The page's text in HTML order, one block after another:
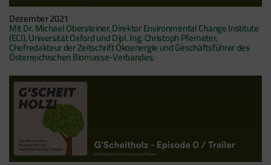
Dezember 2021
Mit Dr. Michael Obersteiner, Direktor Environmental Change Institute
(ECI), Universität Oxford und Dipl. Ing. Christoph Pfemeter,
Chefredakteur der Zeitschrift Ökoenergie und Geschäftsführer des
Österreichischen Biomasse-Verbandes.